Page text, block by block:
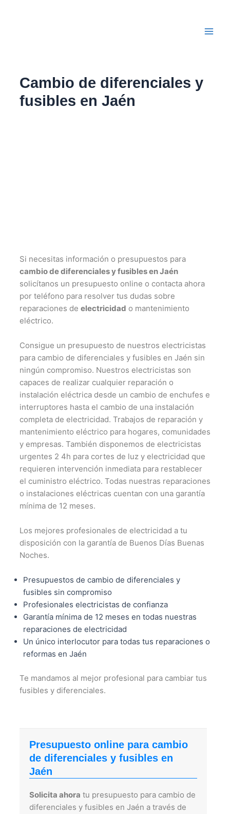
Cambio de diferenciales y
fusibles en Jaén
Si necesitas información o presupuestos para
cambio de diferenciales y fusibles en Jaén
solicítanos un presupuesto online o contacta ahora
por teléfono para resolver tus dudas sobre
reparaciones de electricidad o mantenimiento
eléctrico.
Consigue un presupuesto de nuestros electricistas
para cambio de diferenciales y fusibles en Jaén sin
ningún compromiso. Nuestros electricistas son
capaces de realizar cualquier reparación o
instalación eléctrica desde un cambio de enchufes e
interruptores hasta el cambio de una instalación
completa de electricidad. Trabajos de reparación y
mantenimiento eléctrico para hogares, comunidades
y empresas. También disponemos de electricistas
urgentes 2 4h para cortes de luz y electricidad que
requieren intervención inmediata para restablecer
el cuministro eléctrico. Todas nuestras reparaciones
o instalaciones eléctricas cuentan con una garantía
mínima de 12 meses.
Los mejores profesionales de electricidad a tu
disposición con la garantía de Buenos Días Buenas
Noches.
Presupuestos de cambio de diferenciales y
fusibles sin compromiso
Profesionales electricistas de confianza
Garantía mínima de 12 meses en todas nuestras
reparaciones de electricidad
Un único interlocutor para todas tus reparaciones o
reformas en Jaén
Te mandamos al mejor profesional para cambiar tus
fusibles y diferenciales.
Presupuesto online para cambio
de diferenciales y fusibles en
Jaén
Solicita ahora tu presupuesto para cambio de
diferenciales y fusibles en Jaén a través de